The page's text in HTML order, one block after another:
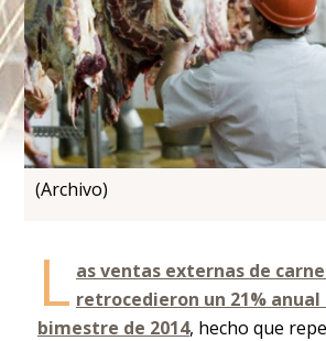
(Archivo)
L as ventas externas de
retrocedieron un 21%
bimestre de 2014, hecho que